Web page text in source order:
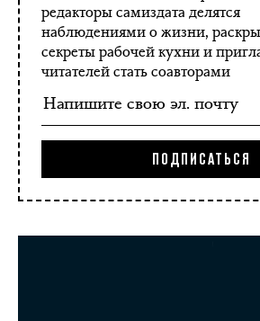
редакторы самиздата делятся
наблюдениями о жизни,
секреты рабочей кухни и
читателей стать соавторами